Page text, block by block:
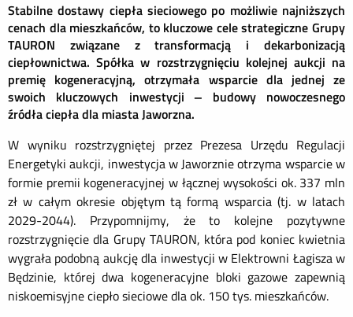
Stabilne dostawy ciepła sieciowego po możliwie najniższych
cenach dla mieszkańców, to kluczowe cele strategiczne Grupy
TAURON związane z transformacją i dekarbonizacją
ciepłownictwa. Spółka w rozstrzygnięciu kolejnej aukcji na
premię kogeneracyjną, otrzymała wsparcie dla jednej ze
swoich kluczowych inwestycji – budowy nowoczesnego
źródła ciepła dla miasta Jaworzna.
W wyniku rozstrzygniętej przez Prezesa Urzędu Regulacji
Energetyki aukcji, inwestycja w Jaworznie otrzyma wsparcie w
formie premii kogeneracyjnej w łącznej wysokości ok. 337 mln
zł w całym okresie objętym tą formą wsparcia (tj. w latach
2029-2044). Przypomnijmy, że to kolejne pozytywne
rozstrzygnięcie dla Grupy TAURON, która pod koniec kwietnia
wygrała podobną aukcję dla inwestycji w Elektrowni Łagisza w
Będzinie, której dwa kogeneracyjne bloki gazowe zapewnią
niskoemisyjne ciepło sieciowe dla ok. 150 tys. mieszkańców.